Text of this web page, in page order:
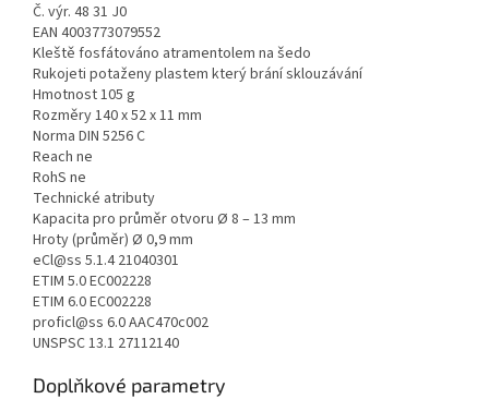
Č. výr. 48 31 J0
EAN 4003773079552
Kleště fosfátováno atramentolem na šedo
Rukojeti potaženy plastem který brání sklouzávání
Hmotnost 105 g
Rozměry 140 x 52 x 11 mm
Norma DIN 5256 C
Reach ne
RohS ne
Technické atributy
Kapacita pro průměr otvoru Ø 8 – 13 mm
Hroty (průměr) Ø 0,9 mm
eCl@ss 5.1.4 21040301
ETIM 5.0 EC002228
ETIM 6.0 EC002228
proficl@ss 6.0 AAC470c002
UNSPSC 13.1 27112140
Doplňkové parametry